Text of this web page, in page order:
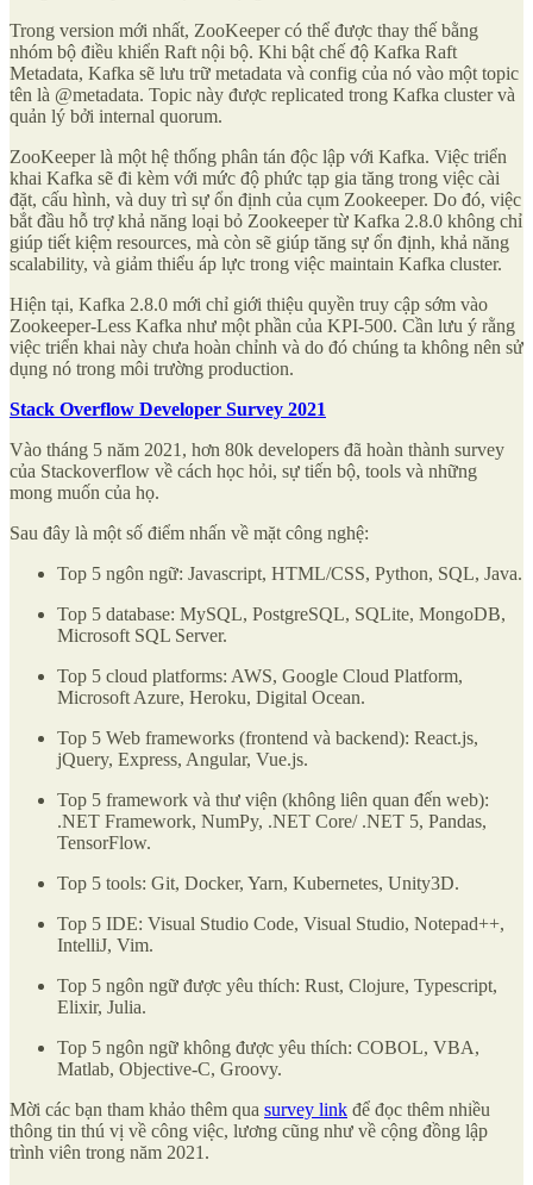
Trong version mới nhất, ZooKeeper có thể được thay thế bằng
nhóm bộ điều khiển Raft nội bộ. Khi bật chế độ Kafka Raft
Metadata, Kafka sẽ lưu trữ metadata và config của nó vào một topic
tên là @metadata. Topic này được replicated trong Kafka cluster và
quản lý bởi internal quorum.
ZooKeeper là một hệ thống phân tán độc lập với Kafka. Việc triển
khai Kafka sẽ đi kèm với mức độ phức tạp gia tăng trong việc cài
đặt, cấu hình, và duy trì sự ổn định của cụm Zookeeper. Do đó, việc
bắt đầu hỗ trợ khả năng loại bỏ Zookeeper từ Kafka 2.8.0 không chỉ
giúp tiết kiệm resources, mà còn sẽ giúp tăng sự ổn định, khả năng
scalability, và giảm thiểu áp lực trong việc maintain Kafka cluster.
Hiện tại, Kafka 2.8.0 mới chỉ giới thiệu quyền truy cập sớm vào
Zookeeper-Less Kafka như một phần của KPI-500. Cần lưu ý rằng
việc triển khai này chưa hoàn chỉnh và do đó chúng ta không nên sử
dụng nó trong môi trường production.
Stack Overflow Developer Survey 2021
Vào tháng 5 năm 2021, hơn 80k developers đã hoàn thành survey
của Stackoverflow về cách học hỏi, sự tiến bộ, tools và những
mong muốn của họ.
Sau đây là một số điểm nhấn về mặt công nghệ:
Top 5 ngôn ngữ: Javascript, HTML/CSS, Python, SQL, Java.
Top 5 database: MySQL, PostgreSQL, SQLite, MongoDB,
Microsoft SQL Server.
Top 5 cloud platforms: AWS, Google Cloud Platform,
Microsoft Azure, Heroku, Digital Ocean.
Top 5 Web frameworks (frontend và backend): React.js,
jQuery, Express, Angular, Vue.js.
Top 5 framework và thư viện (không liên quan đến web):
.NET Framework, NumPy, .NET Core/ .NET 5, Pandas,
TensorFlow.
Top 5 tools: Git, Docker, Yarn, Kubernetes, Unity3D.
Top 5 IDE: Visual Studio Code, Visual Studio, Notepad++,
IntelliJ, Vim.
Top 5 ngôn ngữ được yêu thích: Rust, Clojure, Typescript,
Elixir, Julia.
Top 5 ngôn ngữ không được yêu thích: COBOL, VBA,
Matlab, Objective-C, Groovy.
Mời các bạn tham khảo thêm qua survey link để đọc thêm nhiều
thông tin thú vị về công việc, lương cũng như về cộng đồng lập
trình viên trong năm 2021.